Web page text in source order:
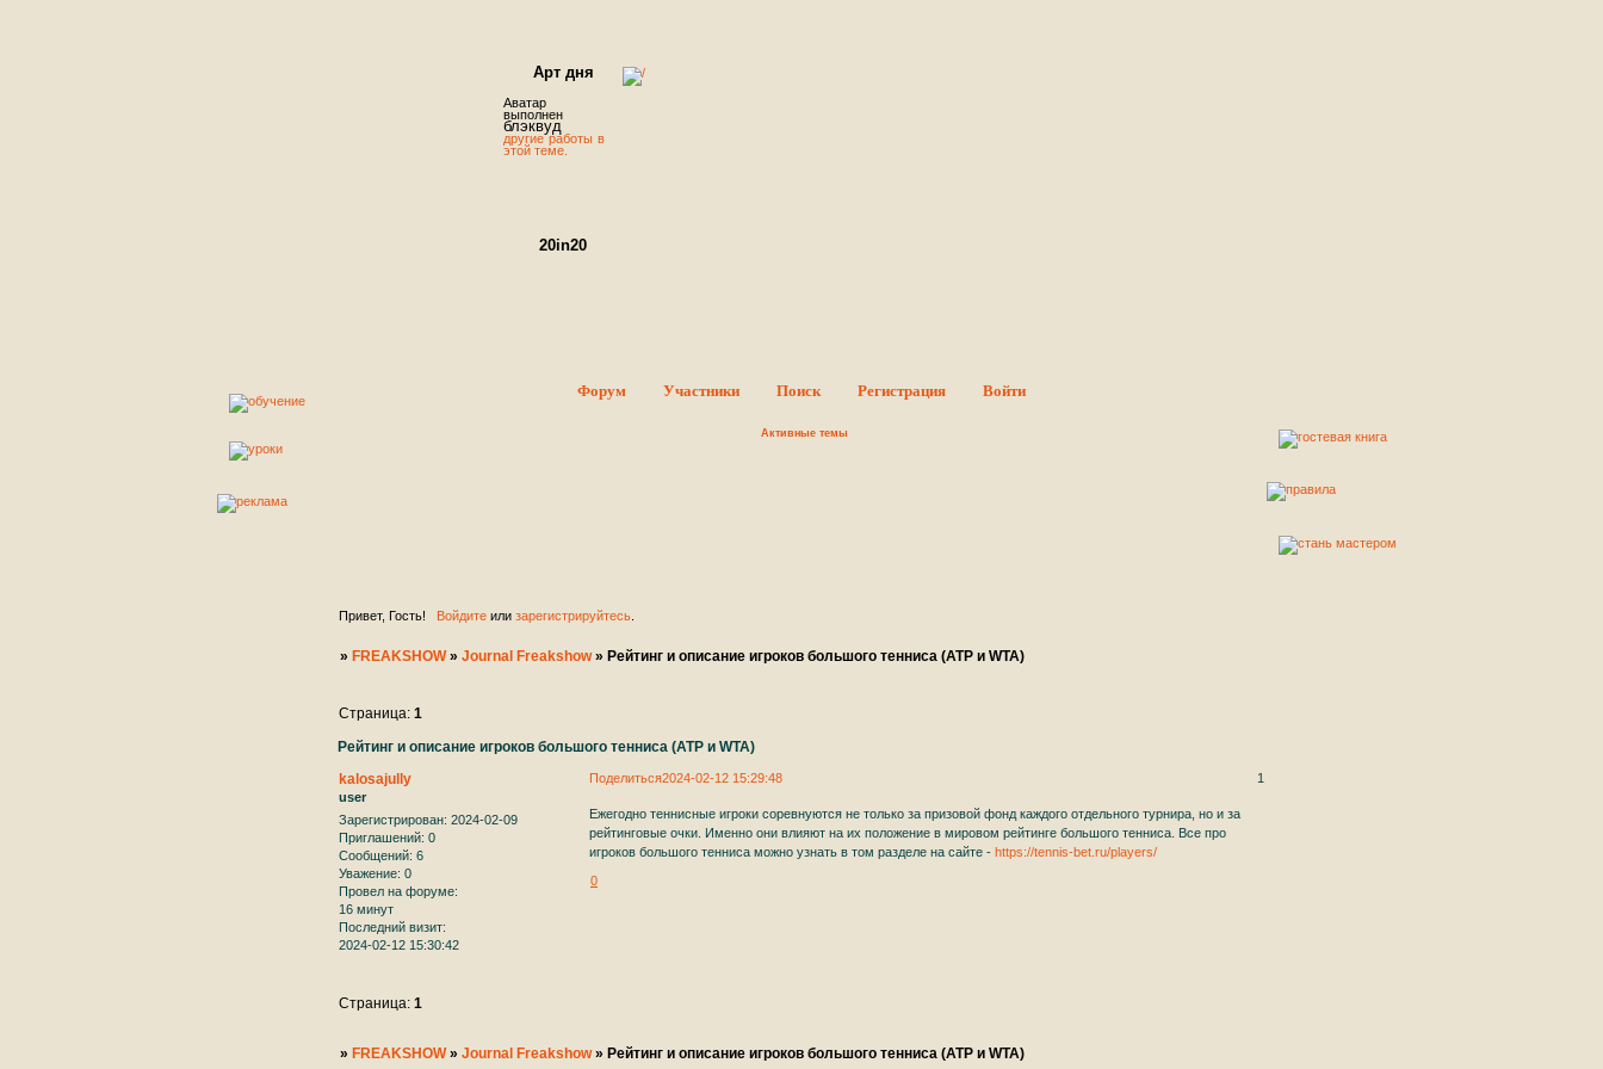
Арт дня
Аватар
выполнен
блэквуд
другие работы в
этой теме.
20in20
Форум Участники Поиск Регистрация Войти
Активные темы
Привет, Гость! Войдитеили зарегистрируйтесь.
»FREAKSHOW »Journal Freakshow »Рейтинг и описание игроков большого тенниса (ATP и WTA)
Рейтинг и описание игроков большого тенниса (ATP и WTA)
Страница:1
Поделиться 1
2024-02-12 15:29:48
kalosajully
user
Зарегистрирован: 2024-02-09
Приглашений: 0
Сообщений: 6
Уважение: 0
Провел на форуме:
16 минут
Последний визит:
2024-02-12 15:30:42
Ежегодно теннисные игроки соревнуются не только за призовой фонд каждого отдельного турнира, но и за
рейтинговые очки. Именно они влияют на их положение в мировом рейтинге большого тенниса. Все про
игроков большого тенниса можно узнать в том разделе на сайте -https://tennis-bet.ru/players/
0
Страница:1
» FREAKSHOW »Journal Freakshow » Рейтинг и описание игроков большого тенниса (ATP и WTA)